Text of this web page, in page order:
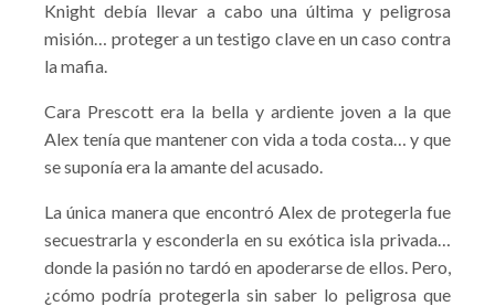
Knight debía llevar a cabo una última y peligrosa
misión… proteger a un testigo clave en un caso contra
la mafia.
Cara Prescott era la bella y ardiente joven a la que
Alex tenía que mantener con vida a toda costa… y que
se suponía era la amante del acusado.
La única manera que encontró Alex de protegerla fue
secuestrarla y esconderla en su exótica isla privada…
donde la pasión no tardó en apoderarse de ellos. Pero,
¿cómo podría protegerla sin saber lo peligrosa que